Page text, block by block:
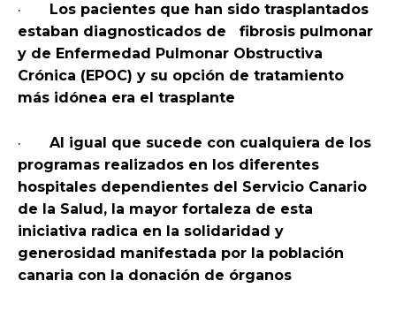
· Los pacientes que han sido trasplantados
estaban diagnosticados de fibrosis pulmonar
y de Enfermedad Pulmonar Obstructiva
Crónica (EPOC) y su opción de tratamiento
más idónea era el trasplante
· Al igual que sucede con cualquiera de los
programas realizados en los diferentes
hospitales dependientes del Servicio Canario
de la Salud, la mayor fortaleza de esta
iniciativa radica en la solidaridad y
generosidad manifestada por la población
canaria con la donación de órganos